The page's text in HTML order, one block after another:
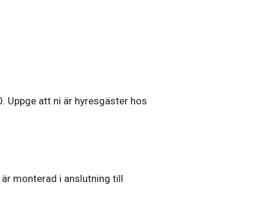
Uppge att ni är hyresgäster hos
monterad i anslutning till